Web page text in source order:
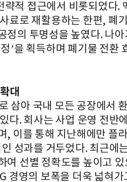
적 접근에서 비롯되었다.
료로 재활용하는 한편, 폐
의 투명성을 높였다. 나아
’을 획득하며 폐기물 전환
대
삼아 국내 모든 공장에서
다. 회사는 사업 운영 전반
, 이를 통해 지난해에만 플
성과를 거두었다. 최근에
여 선별 정확도를 높이고
경영의 보폭을 더욱 넓혀